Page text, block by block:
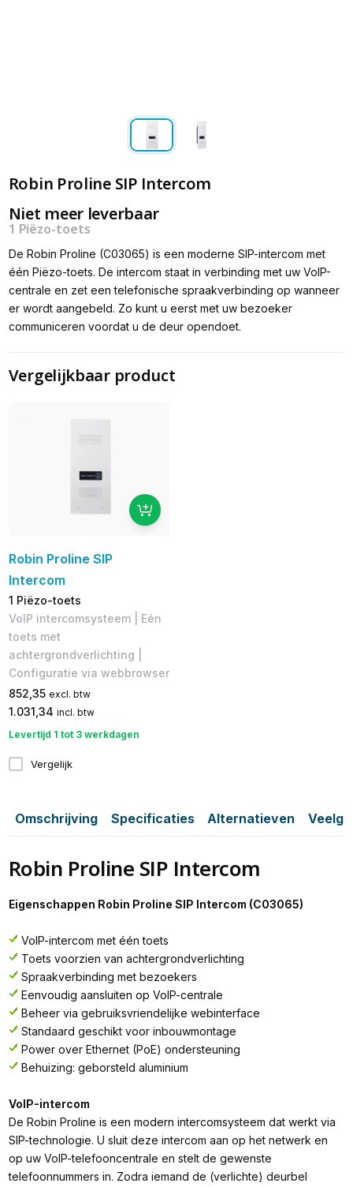
Robin Proline SIP Intercom
Niet meer leverbaar
1 Piëzo-toets
De Robin Proline (C03065) is een moderne SIP-intercom met
één Piëzo-toets. De intercom staat in verbinding met uw VoIP-
centrale en zet een telefonische spraakverbinding op wanneer
er wordt aangebeld. Zo kunt u eerst met uw bezoeker
communiceren voordat u de deur opendoet.
Vergelijkbaar product
Robin Proline SIP
Intercom
1 Piëzo-toets
VoIP intercomsysteem | Eén
toets met
achtergrondverlichting |
Configuratie via webbrowser
852,35 excl. btw
1.031,34 incl. btw
Levertijd 1 tot 3 werkdagen
Vergelijk
Omschrijving Specificaties Alternatieven
Robin Proline SIP Intercom
Eigenschappen Robin Proline SIP Intercom (C03065)
VoIP-intercom met één toets
Toets voorzien van achtergrondverlichting
Spraakverbinding met bezoekers
Eenvoudig aansluiten op VoIP-centrale
Beheer via gebruiksvriendelijke webinterface
Standaard geschikt voor inbouwmontage
Power over Ethernet (PoE) ondersteuning
Behuizing: geborsteld aluminium
VoIP-intercom
De Robin Proline is een modern intercomsysteem dat werkt via
SIP-technologie. U sluit deze intercom aan op het netwerk en
op uw VoIP-telefooncentrale en stelt de gewenste
telefoonnummers in. Zodra iemand de (verlichte) deurbel